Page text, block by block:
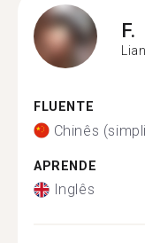
F.
FLUENTE
Chinês
APRENDE
Inglês